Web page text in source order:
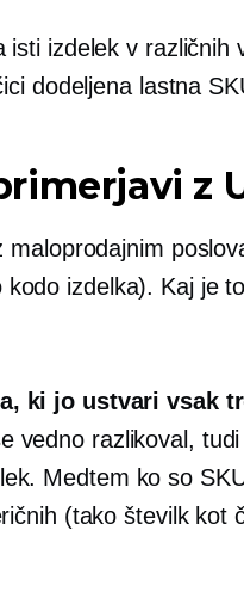
isti izdelek v različnih
dodeljena lastna
z
maloprodajnim
izdelka). Kaj je
ki jo ustvari vsak
vedno razlikoval,
Medtem ko so
(tako številk kot